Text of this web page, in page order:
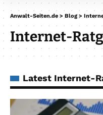
Anwalt-Seiten.de > Blog >
Internet-
Latest Internet-